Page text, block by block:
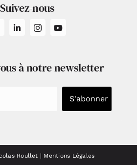
Suivez-nous
à notre newsletter
S'abonner
Roullet | Mentions Légales